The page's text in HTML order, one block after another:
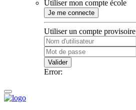
Utiliser mon compte école
Je me connecte
Utiliser un compte provisoire
Valider
Error: